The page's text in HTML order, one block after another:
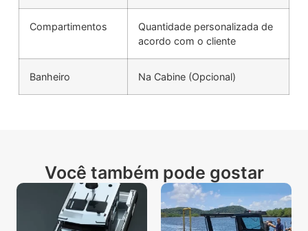
Compartimentos
Quantidade personalizada de
acordo com o cliente
Banheiro Na Cabine (Opcional)
Você também pode gostar